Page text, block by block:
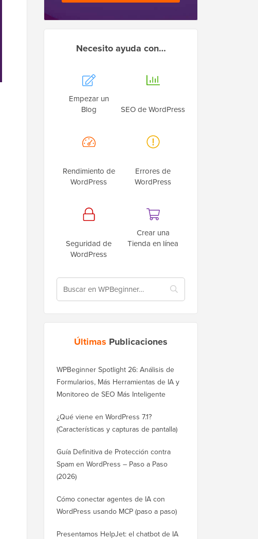
Necesito ayuda con…
Empezar un
Blog
SEO de WordPress
Rendimiento de
WordPress
Errores de
WordPress
Seguridad de
WordPress
Crear una
Tienda en línea
Últimas Publicaciones
WPBeginner Spotlight 26: Análisis de
Formularios, Más Herramientas de IA y
Monitoreo de SEO Más Inteligente
¿Qué viene en WordPress 7.1?
(Características y capturas de pantalla)
Guía Definitiva de Protección contra
Spam en WordPress – Paso a Paso
(2026)
Cómo conectar agentes de IA con
WordPress usando MCP (paso a paso)
Presentamos HelpJet: el chatbot de IA